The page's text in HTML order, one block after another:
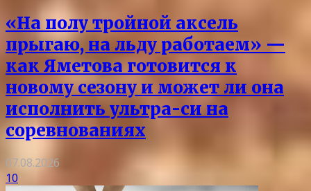
«На полу тройной аксель
прыгаю, на льду работаем» —
как Яметова готовится к
новому сезону и может ли она
исполнить ультра-си на
соревнованиях
07.08.2026
10